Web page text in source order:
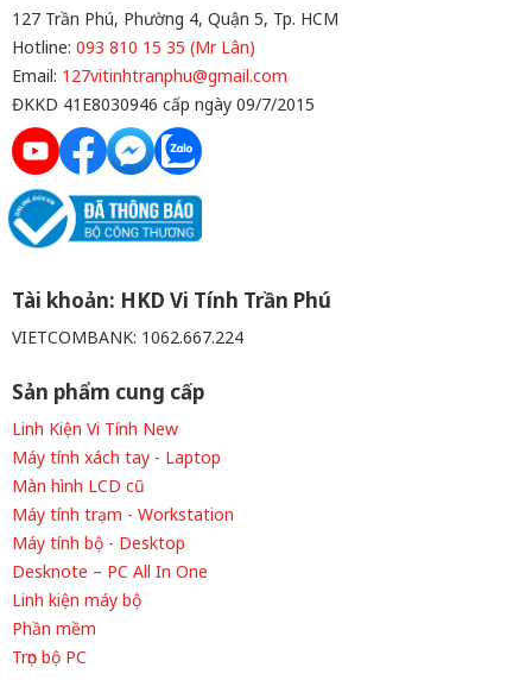
2.0, 1 RJ-45 Ethernet, 1x jack
tai nghe 3.5, 1x thẻ nhớ SD
Hành: Phần cứng 12 Tháng
(Pin + Sạc 06 Tháng) Tặng:
Balo + Chuột Bluetooth + Lót
127 Trần Phú, Phường 4, Quận 5, Tp. HCM
Hotline: 093 810 15 35 (Mr Lân)
Email: 127vitinhtranphu@gmail.com
ĐKKD 41E8030946 cấp ngày 09/7/2015
Tài khoản: HKD Vi Tính Trần Phú
VIETCOMBANK: 1062.667.224
Sản phẩm cung cấp
Linh Kiện Vi Tính New
Máy tính xách tay - Laptop
Màn hình LCD cũ
Máy tính trạm - Workstation
Máy tính bộ - Desktop
Desknote – PC All In One
Linh kiện máy bộ
Phần mềm
Trọn bộ PC